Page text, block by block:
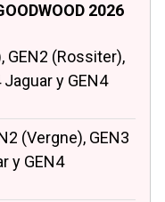
2026
GEN2 (Rossiter),
y GEN4
(Vergne), GEN3
y GEN4